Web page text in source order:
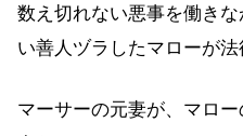
数え切れない悪事を働き
い善人ヅラしたマローが法
マーサーの元妻が、マロ